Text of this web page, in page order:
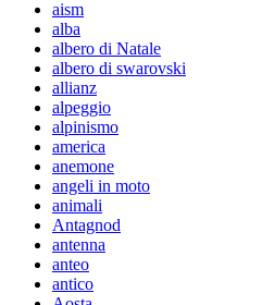
aism
alba
albero di Natale
albero di swarovski
allianz
alpeggio
alpinismo
america
anemone
angeli in moto
animali
Antagnod
antenna
anteo
antico